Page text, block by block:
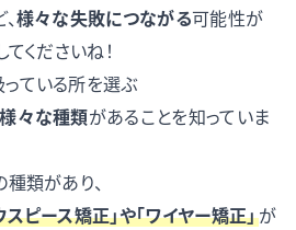
様々な失敗につながる可能性が
くださいね！
ている所を選ぶ
様々な種類があることを知っていま
類があり、
スピース矯正」や「ワイヤー矯正」が